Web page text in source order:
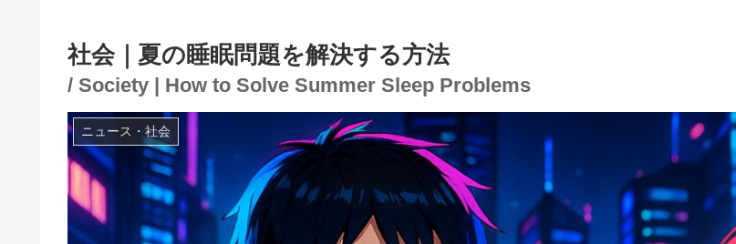
社会｜夏の睡眠問題を解決する方法
/ Society | How to Solve Summer Sleep Problems
ニュース・社会